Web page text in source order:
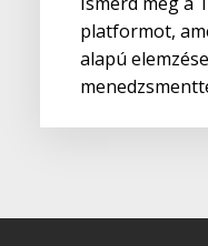
platformot,
alapú